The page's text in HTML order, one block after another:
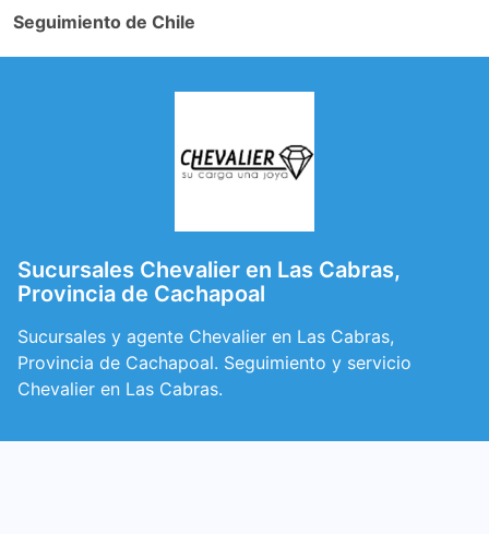
Seguimiento de Chile
Sucursales Chevalier en Las Cabras,
Provincia de Cachapoal
Sucursales y agente Chevalier en Las Cabras,
Provincia de Cachapoal. Seguimiento y servicio
Chevalier en Las Cabras.